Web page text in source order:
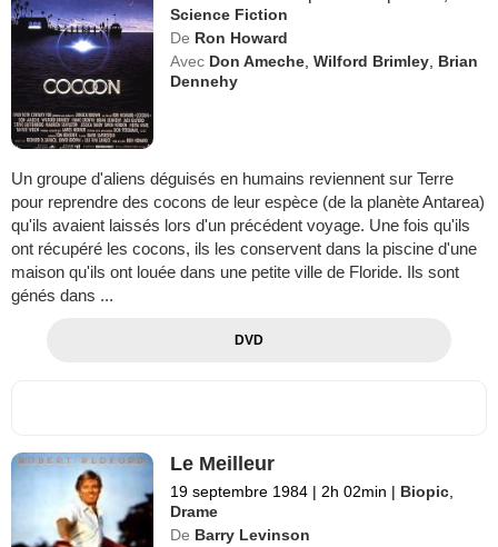
Science Fiction
De Ron Howard
Avec Don Ameche ,Wilford Brimley Brian
Dennehy
Un groupe d'aliens déguisés en humains reviennent sur Terre
pour reprendre des cocons de leur espèce (de la planète Antarea)
qu'ils avaient laissés lors d'un précédent voyage. Une fois qu'ils
ont récupéré les cocons, ils les conservent dans la piscine d'une
maison qu'ils ont louée dans une petite ville de Floride. Ils sont
génés dans ...
DVD
Le Meilleur
19 septembre 1984 | 2h 02min | Biopic
Drame
De Barry Levinson